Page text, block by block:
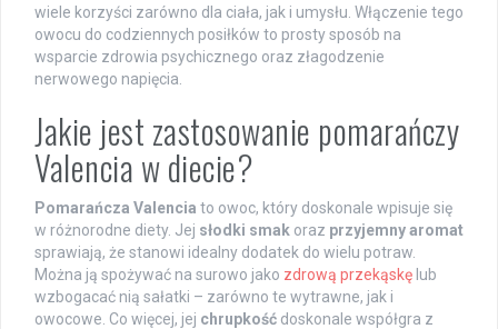
wiele korzyści zarówno dla ciała, jak i umysłu. Włączenie tego
owocu do codziennych posiłków to prosty sposób na
wsparcie zdrowia psychicznego oraz złagodzenie
nerwowego napięcia.
Jakie jest zastosowanie pomarańczy
Valencia w diecie?
Pomarańcza Valencia to owoc, który doskonale wpisuje się
w różnorodne diety. Jej słodki smak oraz przyjemny aromat
sprawiają, że stanowi idealny dodatek do wielu potraw.
Można ją spożywać na surowo jako zdrową przekąskę lub
wzbogacać nią sałatki – zarówno te wytrawne, jak i
owocowe. Co więcej, jej chrupkość doskonale współgra z